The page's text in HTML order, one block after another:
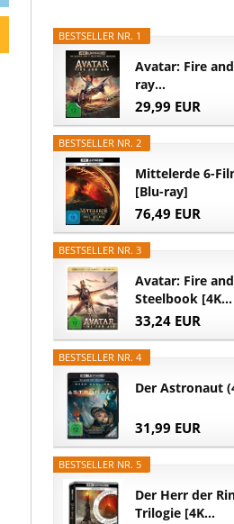
BESTSELLER NR. 1
Avatar: Fire
ray...
29,99 EUR
BESTSELLER NR. 2
Mittelerde 6-
[Blu-ray]
76,49 EUR
BESTSELLER NR. 3
Avatar: Fire
Steelbook [4K...
33,24 EUR
BESTSELLER NR. 4
Der Astronaut
31,99 EUR
BESTSELLER NR. 5
Der Herr der
Trilogie [4K...